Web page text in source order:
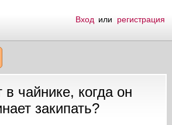
Вход или регистрация
чайнике, когда он
закипать?